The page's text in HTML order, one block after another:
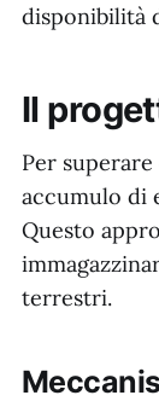
disponibilità
Il
Per
accumulo di
Questo
terrestri.